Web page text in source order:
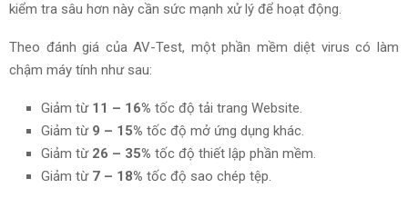
kiểm tra sâu hơn này cần sức mạnh xử lý để hoạt động.
Theo đánh giá của AV-Test, một phần mềm diệt virus có làm
chậm máy tính như sau:
Giảm từ 11 – 16% tốc độ tải trang Website.
Giảm từ 9 – 15% tốc độ mở ứng dụng khác.
Giảm từ 26 – 35% tốc độ thiết lập phần mềm.
Giảm từ7 – 18% tốc độ sao chép tệp.